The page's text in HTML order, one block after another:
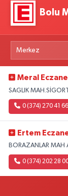
Bolu
Meral
SAGLIK
0 (374) 270 41 66
Ertem
BORAZANLAR MAH
0 (374) 202 28